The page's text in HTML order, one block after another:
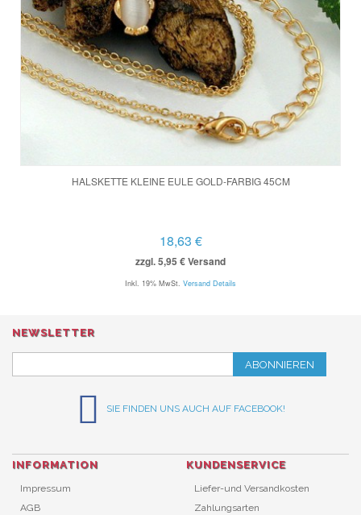
HALSKETTE KLEINE EULE GOLD-FARBIG 45CM
18,63 €
zzgl. 5,95 € Versand
Inkl. 19% MwSt. Versand Details
NEWSLETTER
ABONNIEREN
SIE FINDEN UNS AUCH AUF FACEBOOK!
INFORMATION
Impressum
AGB
KUNDENSERVICE
Liefer-und Versandkosten
Zahlungsarten